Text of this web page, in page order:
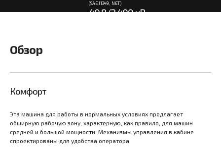
(SAE J1349, NET)
40,8/2 400 кВ
Обзор
Комфорт
Эта машина для работы в нормальных условиях предлагает
обширную рабочую зону, характерную, как правило, для машин
средней и большой мощности. Механизмы управления в кабине
спроектированы для удобства оператора.